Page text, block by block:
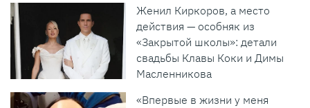
Женил Киркоров, а место
действия — особняк из
«Закрытой школы»: детали
свадьбы Клавы Коки и Димы
Масленникова
«Впервые в жизни у меня